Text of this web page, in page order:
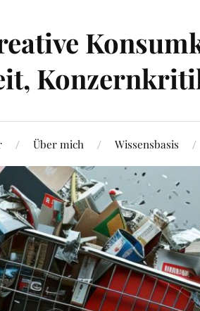
Über mich Wissensbasis